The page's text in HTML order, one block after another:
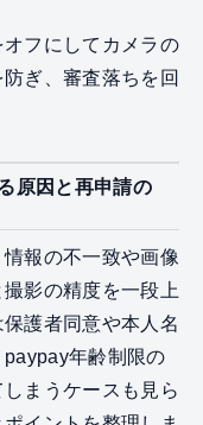
フにしてカメラの
ぎ、審査落ちを回
原因と再申請の
報の不一致や画像
影の精度を一段上
護者同意や本人名
年齢制限の
まうケースも見ら